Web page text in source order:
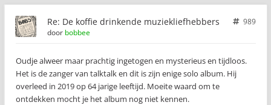
Re: De koffie drinkende muziekliefhebbers
989
door bobbee
Oudje alweer maar prachtig ingetogen en mysterieus en tijdloos.
Het is de zanger van talktalk en dit is zijn enige solo album. Hij
overleed in 2019 op 64 jarige leeftijd. Moeite waard om te
ontdekken mocht je het album nog niet kennen.